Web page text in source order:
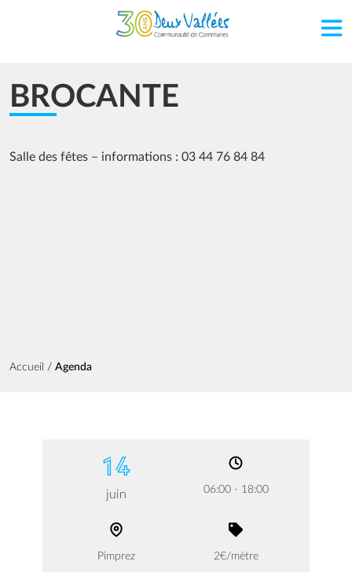
Aller au contenu principal
BROCANTE
Salle des fêtes – informations : 03 44 76 84 84
Fil d'Ariane
Accueil Agenda
14
juin 06:00 - 18:00
Pimprez 2€/mètre